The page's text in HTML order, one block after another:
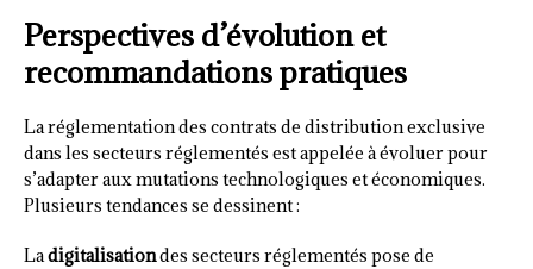
Perspectives d’évolution et
recommandations pratiques
La réglementation des contrats de distribution exclusive
dans les secteurs réglementés est appelée à évoluer pour
s’adapter aux mutations technologiques et économiques.
Plusieurs tendances se dessinent :
Ladigitalisationdes secteurs réglementés pose de